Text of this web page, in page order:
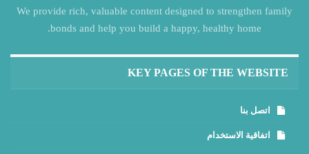
We provide rich, valuable content designed to strengthen family
bonds and help you build a happy, healthy home.
KEY PAGES OF THE WEBSITE
اتصل بنا
اتفاقية الاستخدام